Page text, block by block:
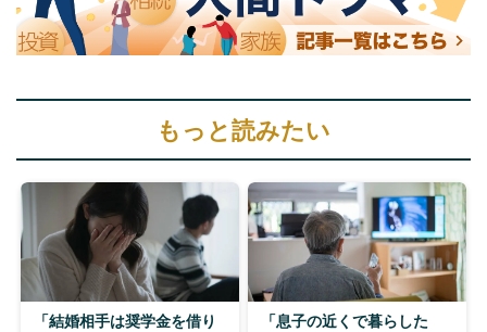
もっと読みたい
「結婚相手は奨学金を借り
「息子の近くで暮らした